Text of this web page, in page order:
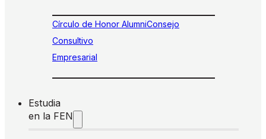
Círculo de Honor AlumniConsejo
Consultivo
Empresarial
Estudia
en la FEN